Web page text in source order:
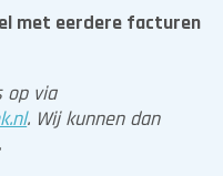
met eerdere facturen
op via
. Wij kunnen dan